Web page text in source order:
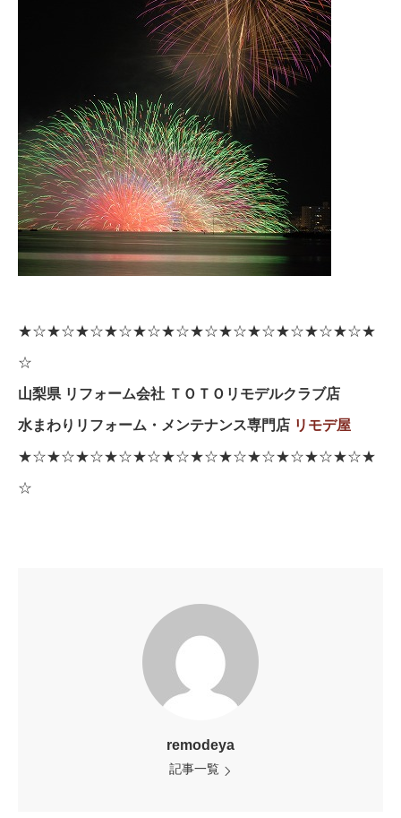
★☆★☆★☆★☆★☆★☆★☆★☆★☆★☆★☆★☆★
☆
山梨県 リフォーム会社 ＴＯＴＯリモデルクラブ店
水まわりリフォーム・メンテナンス専門店 リモデ屋
★☆★☆★☆★☆★☆★☆★☆★☆★☆★☆★☆★☆★
☆
remodeya
記事一覧